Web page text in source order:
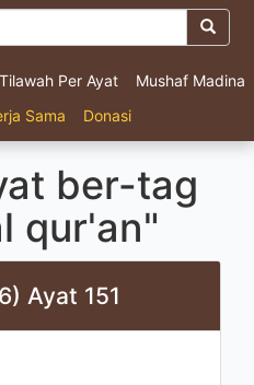
Tilawah Per Ayat
Mushaf Madina
Sama Donasi
ber-tag
qur'an"
Ayat 151